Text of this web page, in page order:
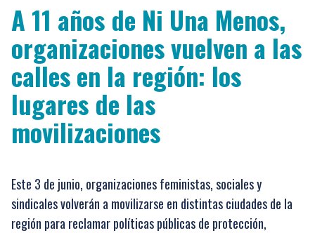
A 11 años de Ni Una Menos,
organizaciones vuelven a las
calles en la región: los
lugares de las
movilizaciones
Este 3 de junio, organizaciones feministas, sociales y
sindicales volverán a movilizarse en distintas ciudades de la
región para reclamar políticas públicas de protección,